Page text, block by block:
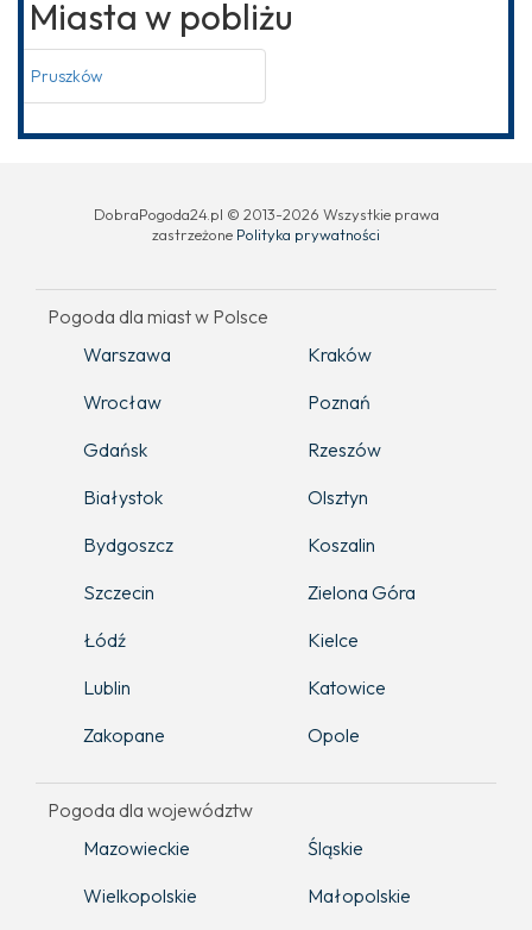
Miasta w pobliżu
Pruszków
DobraPogoda24.pl © 2013-2026 Wszystkie prawa
zastrzeżone Polityka prywatności
Pogoda dla miast w Polsce
Warszawa
Kraków
Wrocław
Poznań
Gdańsk
Rzeszów
Białystok
Olsztyn
Bydgoszcz
Koszalin
Szczecin
Zielona Góra
Łódź
Kielce
Lublin
Katowice
Zakopane
Opole
Pogoda dla województw
Mazowieckie
Śląskie
Wielkopolskie
Małopolskie